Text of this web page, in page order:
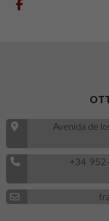
Avenida de
+34 952